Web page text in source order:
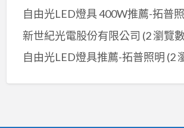
自由光LED燈具 400W推薦-拓普
新世紀光電股份有限公司 (2 瀏覽
自由光LED燈具推薦-拓普照明 (2